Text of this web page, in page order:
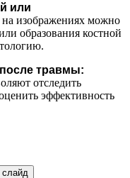
или
на изображениях можно
образования костной
травмы:
отследить
эффективность